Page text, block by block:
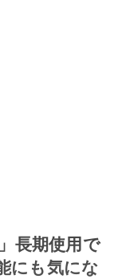
長期使用で
にも気にな